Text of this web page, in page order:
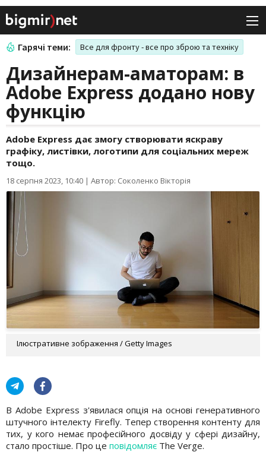
Гарячі теми: Все для фронту - все про зброю та техніку
Дизайнерам-аматорам: в
Adobe Express додано нову
функцію
Adobe Express дає змогу створювати яскраву
графіку, листівки, логотипи для соціальних мереж
тощо.
18 серпня 2023, 10:40 | Автор: Соколенко Вікторія
Ілюстративне зображення / Getty Images
В Adobe Express з'явилася опція на основі генеративного
штучного інтелекту Firefly. Тепер створення контенту для
тих, у кого немає професійного досвіду у сфері дизайну,
стало простіше. Про це повідомляє The Verge.